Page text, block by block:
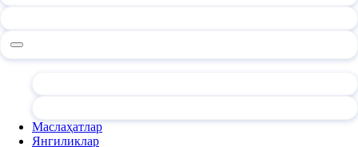
Маслаҳатлар
Янгиликлар